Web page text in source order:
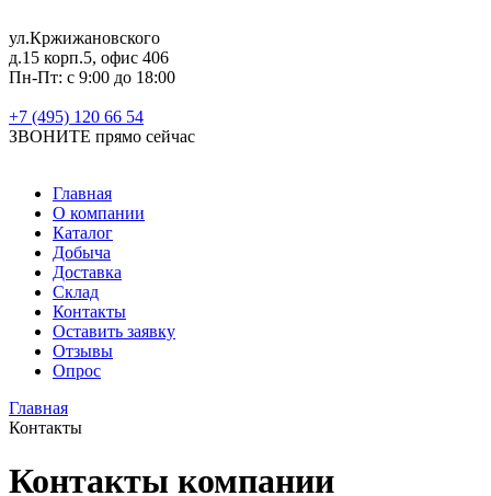
ул.Кржижановского
д.15 корп.5, офис 406
Пн-Пт: с 9:00 до 18:00
+7 (495) 120 66 54
ЗВОНИТЕ прямо сейчас
Главная
О компании
Каталог
Добыча
Доставка
Склад
Контакты
Оставить заявку
Отзывы
Опрос
Главная
Контакты
Контакты компании